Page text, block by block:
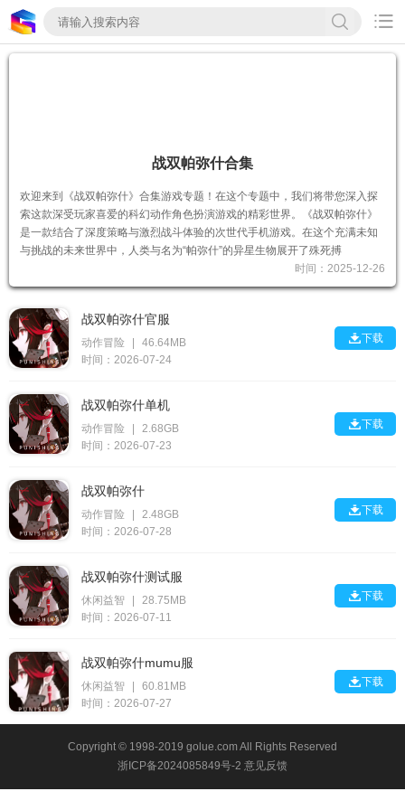

战双帕弥什合集
欢迎来到《战双帕弥什》合集游戏专题！在这个专题中，我们将带您深入探
索这款深受玩家喜爱的科幻动作角色扮演游戏的精彩世界。《战双帕弥什》
是一款结合了深度策略与激烈战斗体验的次世代手机游戏。在这个充满未知
与挑战的未来世界中，人类与名为“帕弥什”的异星生物展开了殊死搏
时间：2025-12-26
战双帕弥什官服
动作冒险
46.64MB
时间：2026-07-24
下载
战双帕弥什单机
动作冒险
2.68GB
时间：2026-07-23
下载
战双帕弥什
动作冒险
2.48GB
时间：2026-07-28
下载
战双帕弥什测试服
休闲益智
28.75MB
时间：2026-07-11
下载
战双帕弥什mumu服
休闲益智
60.81MB
时间：2026-07-27
下载
Copyright © 1998-2019 golue.com All Rights Reserved
浙ICP备2024085849号-2 意见反馈